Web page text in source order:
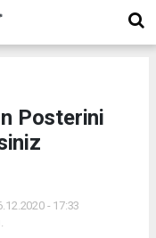
Posterini
- 17:33